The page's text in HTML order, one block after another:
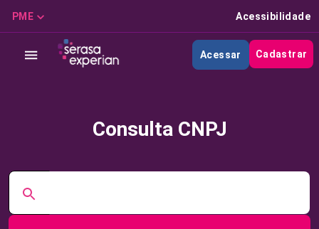
PME Acessibilidade
Acessar Cadastrar
Consulta CNPJ